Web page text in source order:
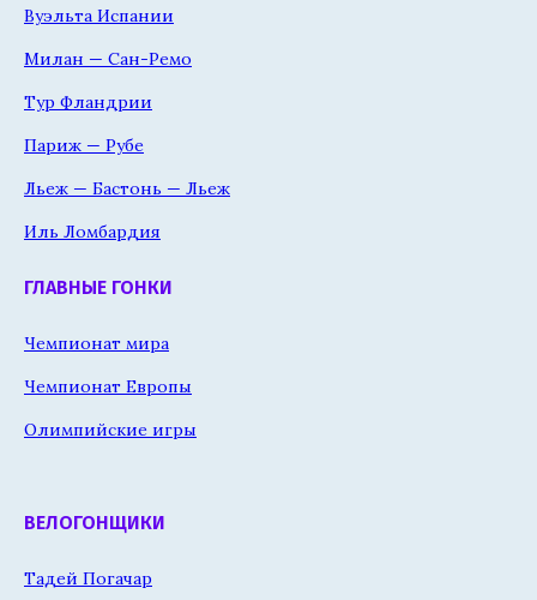
Вуэльта Испании
Милан — Сан-Ремо
Тур Фландрии
Париж — Рубе
Льеж — Бастонь — Льеж
Иль Ломбардия
ГЛАВНЫЕ ГОНКИ
Чемпионат мира
Чемпионат Европы
Олимпийские игры
ВЕЛОГОНЩИКИ
Тадей Погачар